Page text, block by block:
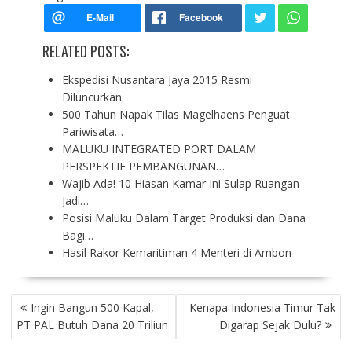
RELATED POSTS:
Ekspedisi Nusantara Jaya 2015 Resmi
Diluncurkan
500 Tahun Napak Tilas Magelhaens Penguat
Pariwisata…
MALUKU INTEGRATED PORT DALAM
PERSPEKTIF PEMBANGUNAN…
Wajib Ada! 10 Hiasan Kamar Ini Sulap Ruangan
Jadi…
Posisi Maluku Dalam Target Produksi dan Dana
Bagi…
Hasil Rakor Kemaritiman 4 Menteri di Ambon
P
O
S
Ingin Bangun 500 Kapal,
PT PAL Butuh Dana 20 Triliun
Kenapa Indonesia Timur Tak
Digarap Sejak Dulu?